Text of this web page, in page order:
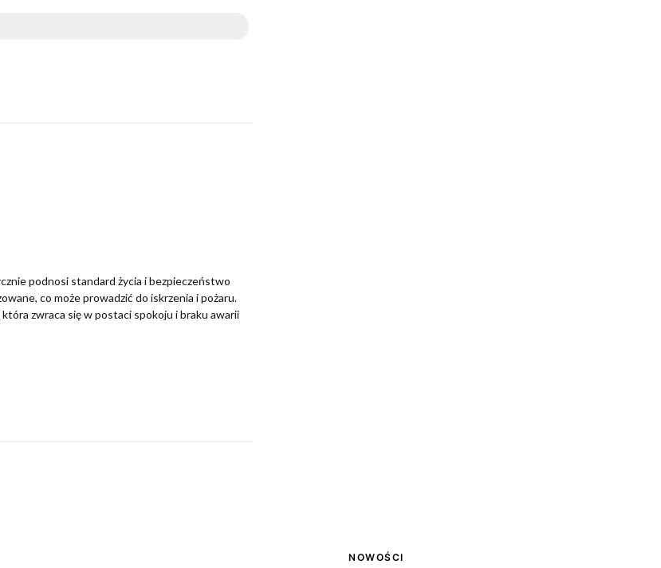
podnosi standard życia i bezpieczeństwo
co może prowadzić do iskrzenia i pożaru.
zwraca się w postaci spokoju i braku awarii
NOWOŚCI